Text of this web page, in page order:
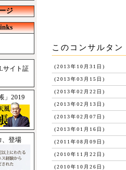
ジ
サイト証
」2019
、登場
このコンサルタ
(2013年10月31日)
(2013年03月15日)
(2013年02月22日)
(2013年02月13日)
(2013年02月07日)
(2013年01月16日)
(2011年08月09日)
(2010年11月22日)
(2010年10月26日)